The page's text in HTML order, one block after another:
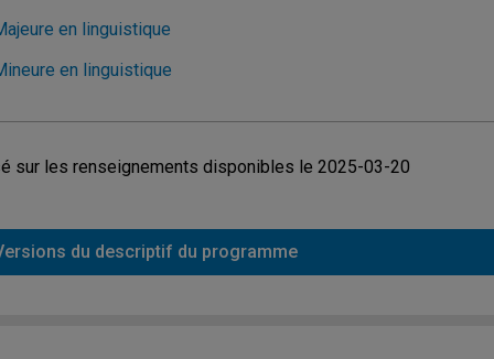
en linguistique
en linguistique
sur les renseignements disponibles le 2025-03-20
du descriptif du programme